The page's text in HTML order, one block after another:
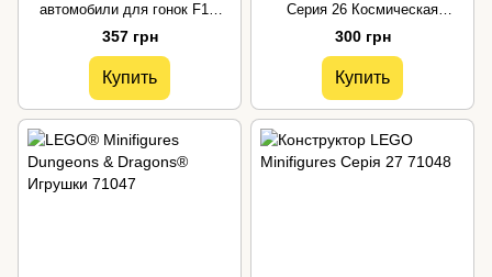
автомобили для гонок F1®
Набор транспорта 71049
357 грн
Купить
Серия 26 Космическая
игрушка 71046
300 грн
Купить